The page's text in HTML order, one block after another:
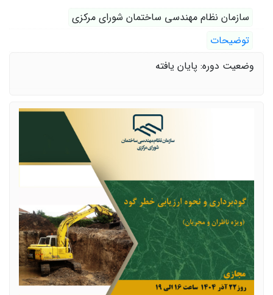
سازمان نظام مهندسی ساختمان شورای مرکزی
توضیحات
وضعیت دوره: پایان یافته